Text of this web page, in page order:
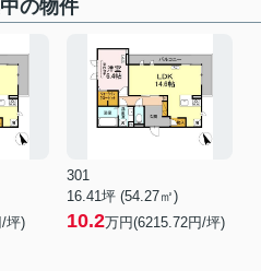
の物件
坪)
301
16.41坪 (54.27㎡)
10.2万円(6215.72円/坪)